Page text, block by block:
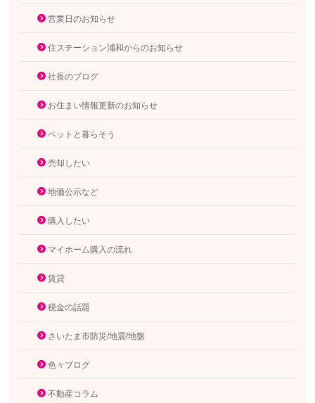
営業日のお知らせ
住ステーション浦和からのお知らせ
社長のブログ
お住まい情報更新のお知らせ
ペットと暮らそう
売却したい
地価公示など
購入したい
マイホーム購入の流れ
賃貸
税金の話題
さいたま市防災/地震/地盤
色々ブログ
不動産コラム